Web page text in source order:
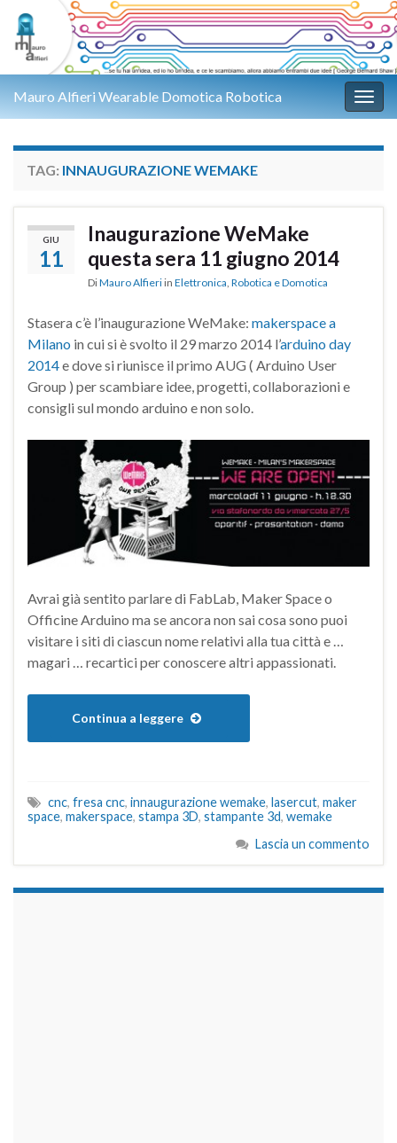
Mauro Alfieri Wearable Domotica Robotica
TAG: INNAUGURAZIONE WEMAKE
GIU
11
Inaugurazione WeMake
questa sera 11 giugno 2014
DiMauro Alfieri in Elettronica, Robotica e Domotica
Stasera c’è l’inaugurazione WeMake: makerspace a
Milano in cui si è svolto il 29 marzo 2014 l’arduino day
2014e dove si riunisce il primo AUG ( Arduino User
Group ) per scambiare idee, progetti, collaborazioni e
consigli sul mondo arduino e non solo.
Avrai già sentito parlare di FabLab, Maker Space o
Officine Arduino ma se ancora non sai cosa sono puoi
visitare i siti di ciascun nome relativi alla tua città e …
magari … recartici per conoscere altri appassionati.
Continua a leggere
cnc, fresa cnc, innaugurazione wemake, lasercut, maker
space, makerspace, stampa 3D, stampante 3d, wemake
Lascia un commento